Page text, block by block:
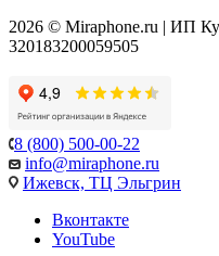
2026 © Miraphone.ru | ИП
320183200059505
8 (800) 500-00-22
info@miraphone.ru
Ижевск, ТЦ Эльгрин
Вконтакте
YouTube